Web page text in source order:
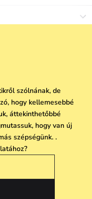
Feliratkozni
itt
Technikailag biztosítja
szólnának, de
hogy kellemesebbé
áttekinthetőbbé
hogy van új
szépségünk. .